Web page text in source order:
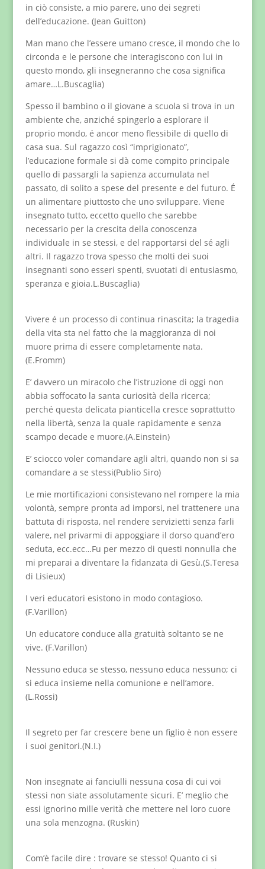
in ciò consiste, a mio parere, uno dei segreti
dell’educazione. (Jean Guitton)
Man mano che l’essere umano cresce, il mondo che lo
circonda e le persone che interagiscono con lui in
questo mondo, gli insegneranno che cosa significa
amare…L.Buscaglia)
Spesso il bambino o il giovane a scuola si trova in un
ambiente che, anziché spingerlo a esplorare il
proprio mondo, é ancor meno flessibile di quello di
casa sua. Sul ragazzo così “imprigionato”,
l’educazione formale si dà come compito principale
quello di passargli la sapienza accumulata nel
passato, di solito a spese del presente e del futuro. É
un alimentare piuttosto che uno sviluppare. Viene
insegnato tutto, eccetto quello che sarebbe
necessario per la crescita della conoscenza
individuale in se stessi, e del rapportarsi del sé agli
altri. Il ragazzo trova spesso che molti dei suoi
insegnanti sono esseri spenti, svuotati di entusiasmo,
speranza e gioia.L.Buscaglia)
Vivere é un processo di continua rinascita; la tragedia
della vita sta nel fatto che la maggioranza di noi
muore prima di essere completamente nata.
(E.Fromm)
E’ davvero un miracolo che l’istruzione di oggi non
abbia soffocato la santa curiosità della ricerca;
perché questa delicata pianticella cresce soprattutto
nella libertà, senza la quale rapidamente e senza
scampo decade e muore.(A.Einstein)
E’ sciocco voler comandare agli altri, quando non si sa
comandare a se stessi(Publio Siro)
Le mie mortificazioni consistevano nel rompere la mia
volontà, sempre pronta ad imporsi, nel trattenere una
battuta di risposta, nel rendere servizietti senza farli
valere, nel privarmi di appoggiare il dorso quand’ero
seduta, ecc.ecc…Fu per mezzo di questi nonnulla che
mi preparai a diventare la fidanzata di Gesù.(S.Teresa
di Lisieux)
I veri educatori esistono in modo contagioso.
(F.Varillon)
Un educatore conduce alla gratuità soltanto se ne
vive. (F.Varillon)
Nessuno educa se stesso, nessuno educa nessuno; ci
si educa insieme nella comunione e nell’amore.
(L.Rossi)
Il segreto per far crescere bene un figlio è non essere
i suoi genitori.(N.I.)
Non insegnate ai fanciulli nessuna cosa di cui voi
stessi non siate assolutamente sicuri. E’ meglio che
essi ignorino mille verità che mettere nel loro cuore
una sola menzogna. (Ruskin)
Com’è facile dire : trovare se stesso! Quanto ci si